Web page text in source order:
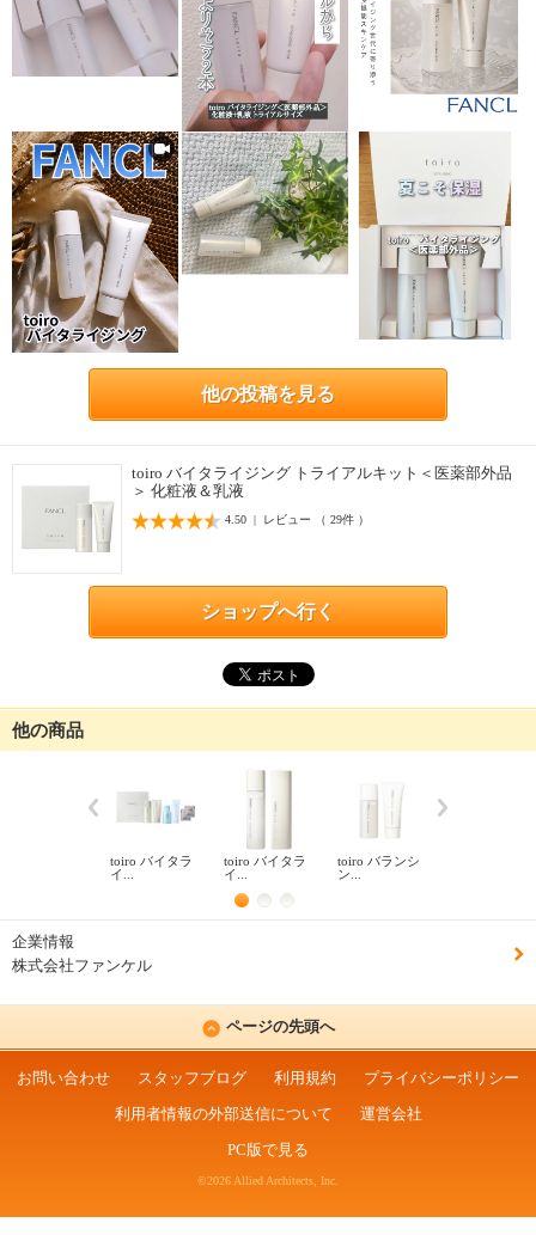
他の投稿を見る
toiro バイタライジング トライアルキット＜医薬部外品
＞ 化粧液＆乳液
4.50 | レビュー （ 29件 ）
ショップへ行く
他の商品
toiro バイタラ
イ...
toiro バイタラ
イ...
toiro バランシ
ン...
企業情報
株式会社ファンケル
ページの先頭へ
お問い合わせ スタッフブログ 利用規約
プライバシーポリシー
利用者情報の外部送信について
運営会社
PC版で見る
©2026 Allied Architects, Inc.